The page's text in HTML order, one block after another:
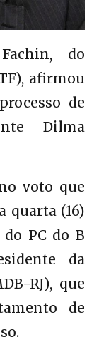
do
afirmou
de
Dilma
voto que
quarta (16)
PC do B
da
RJ), que
de